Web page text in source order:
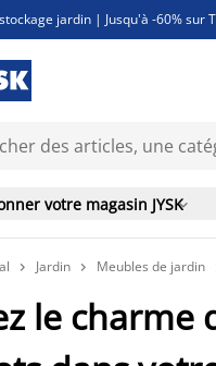
jardin | Jusqu'à -60% sur
Jusqu'à -50% sur une sélection
Découvrez les nouveautés de la
votre magasin JYSK
 Jardin  Meubles de jardin
le charme